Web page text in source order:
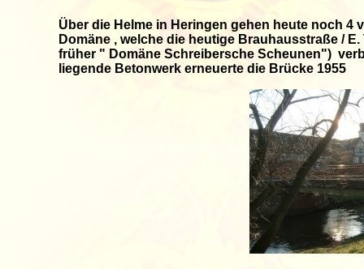
Über die Helme in Heringen gehen heute noch
Domäne , welche die heutige Brauhausstraße /
früher " Domäne Schreibersche Scheunen")
liegende Betonwerk erneuerte die Brücke 1955